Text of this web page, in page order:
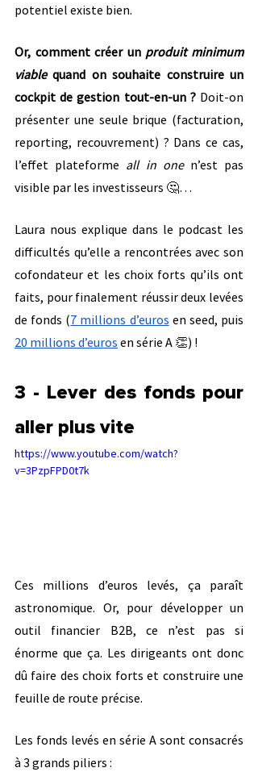
potentiel existe bien.
Or, comment créer un produit minimum
viable quand on souhaite construire un
cockpit de gestion tout-en-un ? Doit-on
présenter une seule brique (facturation,
reporting, recouvrement) ? Dans ce cas,
l’effet plateforme all in one n’est pas
visible par les investisseurs 🤔…
Laura nous explique dans le podcast les
difficultés qu’elle a rencontrées avec son
cofondateur et les choix forts qu’ils ont
faits, pour finalement réussir deux levées
de fonds (7 millions d’euros
20 millions d’euros en série A 👏) !
3 - Lever des fonds pour
aller plus vite
https://www.youtube.com/watch?
v=3PzpFPD0t7k
Ces millions d’euros levés, ça paraît
astronomique. Or, pour développer un
outil financier B2B, ce n’est pas si
énorme que ça. Les dirigeants ont donc
dû faire des choix forts et construire une
feuille de route précise.
Les fonds levés en série A sont consacrés
à 3 grands piliers :